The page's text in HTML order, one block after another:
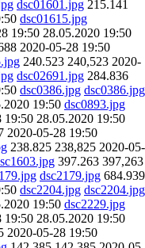
dsc01601.jpg 215.141
dsc01615.jpg
19:50 28.05.2020 19:50
2020-05-28 19:50
240.523 240,523 2020-
dsc02691.jpg 284.836
dsc0386.jpg dsc0386.jpg
19:50 dsc0893.jpg
19:50 28.05.2020 19:50
2020-05-28 19:50
238.825 238,825 2020-05-
397.263 397,263
dsc2179.jpg 684.939
dsc2204.jpg dsc2204.jpg
19:50 dsc2229.jpg
19:50 28.05.2020 19:50
2020-05-28 19:50